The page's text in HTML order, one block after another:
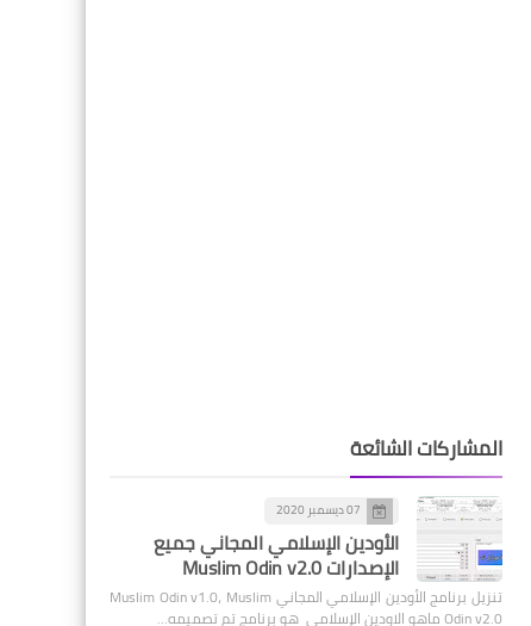
المشاركات الشائعة
07 ديسمبر 2020
الأودين الإسلامي المجاني جميع
الإصدارات Muslim Odin v2.0
تنزيل برنامج الأودين الإسلامي المجاني Muslim Odin v1.0، Muslim
Odin v2.0 ماهو الاودين الإسلامي هو برنامج تم تصميمه…